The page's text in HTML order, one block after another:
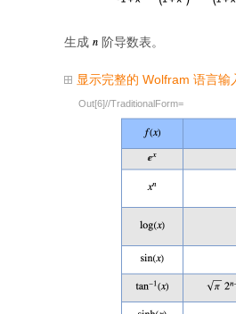
生成 阶导数表。
显示完整的 Wolfram 语言输
Out[6]//TraditionalForm=